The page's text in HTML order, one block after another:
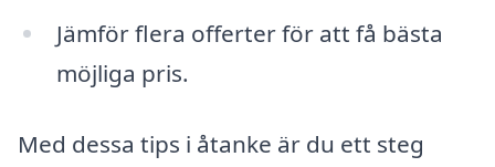
Jämför flera offerter för att få bästa
möjliga pris.
Med dessa tips i åtanke är du ett steg